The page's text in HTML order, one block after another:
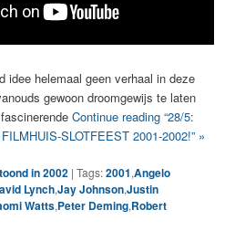
idee helemaal geen verhaal in deze
gewoon droomgewijs te laten
Continue reading “28/5:
SLOTFEEST 2001-2002!” »
in 2002 |Tags:2001,Angelo
Lynch,Jay Johnson,Justin
Watts,Peter Deming,Robert